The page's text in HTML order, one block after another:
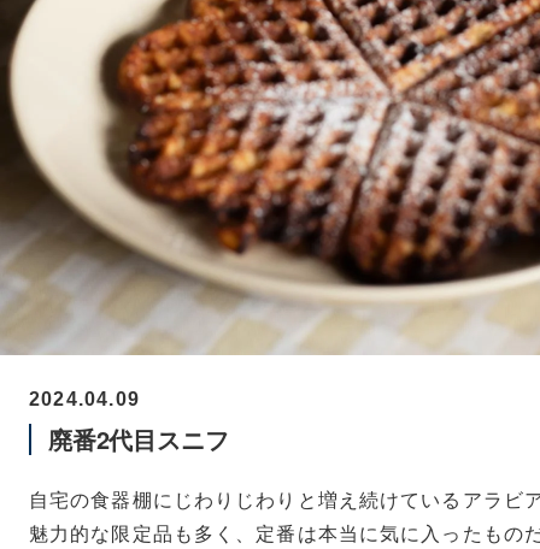
2024.04.09
廃番2代目スニフ
自宅の食器棚にじわりじわりと増え続けているアラビ
魅力的な限定品も多く、定番は本当に気に入ったもの